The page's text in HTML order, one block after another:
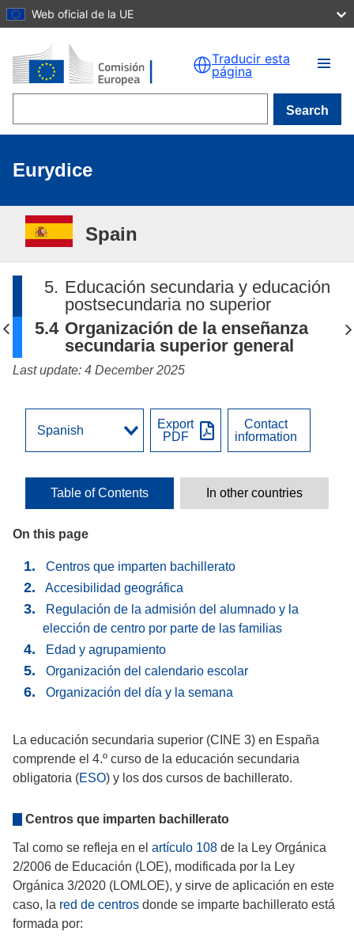
Skip to main content
Web oficial de la UE
Traducir esta
página
Search
Eurydice
Spain
5. Educación secundaria y educación
postsecundaria no superior
5.4 Organización de la enseñanza
secundaria superior general
Last update: 4 December 2025
On this page
Centros que imparten bachillerato
Accesibilidad geográfica
Regulación de la admisión del alumnado y la
elección de centro por parte de las familias
Edad y agrupamiento
Organización del calendario escolar
Organización del día y la semana
La educación secundaria superior (CINE 3) en España
comprende el 4.º curso de la educación secundaria
obligatoria (ESO) y los dos cursos de bachillerato.
Centros que imparten bachillerato
Tal como se refleja en el artículo 108 de la Ley Orgánica
2/2006 de Educación (LOE), modificada por la Ley
Orgánica 3/2020 (LOMLOE), y sirve de aplicación en este
caso, la red de centros donde se imparte bachillerato está
formada por:
Export
PDF
Contact
information
Table of Contents In other countries